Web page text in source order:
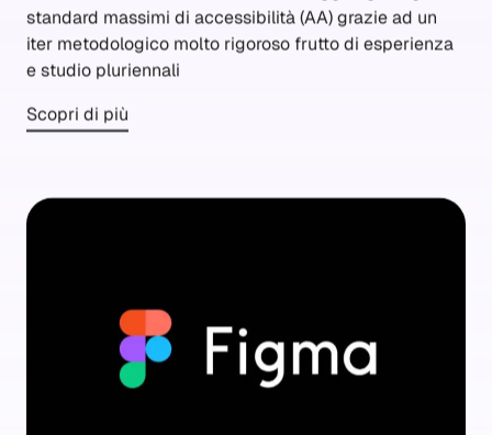
standard massimi di accessibilità (AA) grazie ad un
iter metodologico molto rigoroso frutto di esperienza
e studio pluriennali
Scopri di più